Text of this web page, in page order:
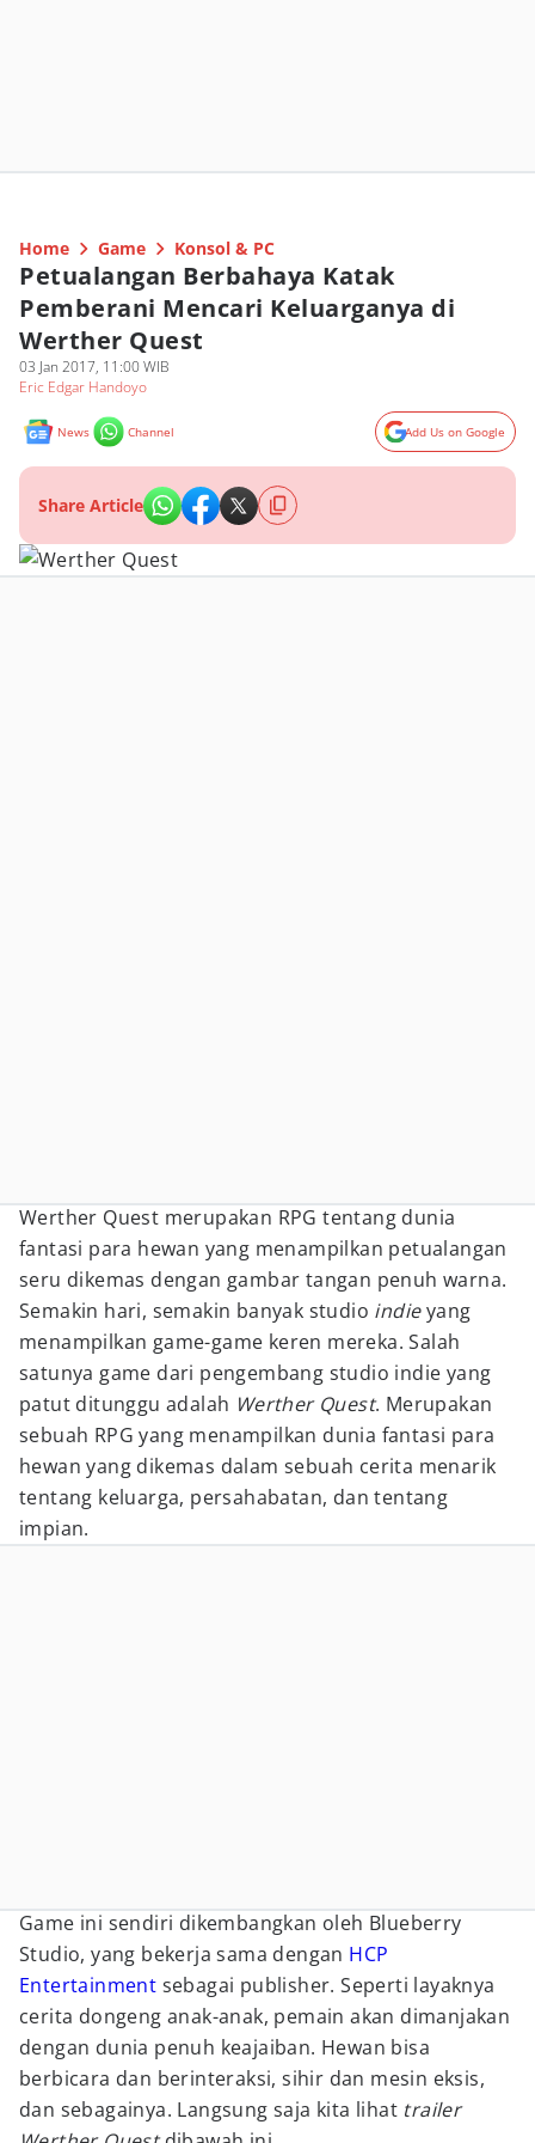
Home Game Konsol & PC
Petualangan Berbahaya Katak
Pemberani Mencari Keluarganya di
Werther Quest
03 Jan 2017, 11:00 WIB
Eric Edgar Handoyo
News Channel Add Us on Google
Share Article
Werther Quest merupakan RPG tentang dunia
fantasi para hewan yang menampilkan petualangan
seru dikemas dengan gambar tangan penuh warna.
Semakin hari, semakin banyak studio indieyang
menampilkan game-game keren mereka. Salah
satunya game dari pengembang studio indie yang
patut ditunggu adalah Werther Quest. Merupakan
sebuah RPG yang menampilkan dunia fantasi para
hewan yang dikemas dalam sebuah cerita menarik
tentang keluarga, persahabatan, dan tentang
impian.
Game ini sendiri dikembangkan oleh Blueberry
Studio, yang bekerja sama dengan HCP
Entertainment sebagai publisher. Seperti layaknya
cerita dongeng anak-anak, pemain akan dimanjakan
dengan dunia penuh keajaiban. Hewan bisa
berbicara dan berinteraksi, sihir dan mesin eksis,
dan sebagainya. Langsung saja kita lihat trailer